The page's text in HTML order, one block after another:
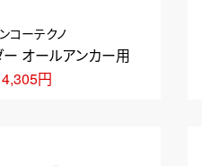
オールアンカー用
コーテクノ
4,305円